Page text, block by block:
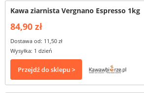
Kawa ziarnista Vergnano Espresso 1kg
84,90 zł
Dostawa od: 11,50 zł
Wysyłka: 1 dzień
Przejdź do sklepu >